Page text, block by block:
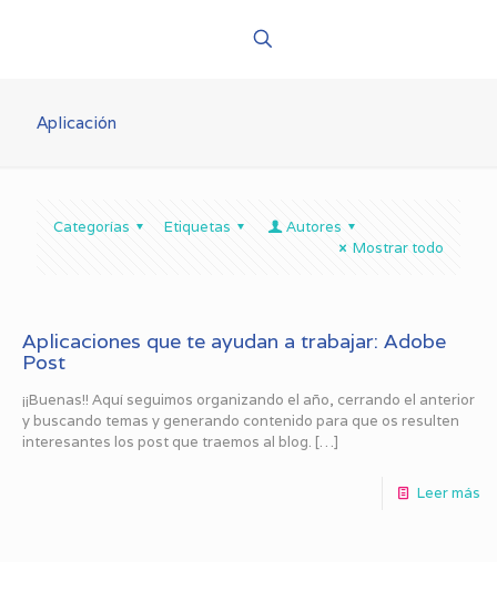
Aplicación
Categorías Etiquetas
Autores
Mostrar todo
Aplicaciones que te ayudan a trabajar: Adobe
Post
¡¡Buenas!! Aquí seguimos organizando el año, cerrando el anterior
y buscando temas y generando contenido para que os resulten
interesantes los post que traemos al blog. […]
Leer más